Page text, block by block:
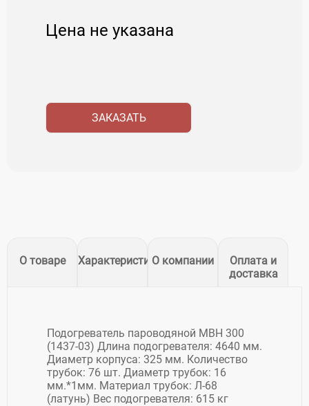
Цена не указана
ЗАКАЗАТЬ
О товаре ХарактеристикиО компании
Оплата и
доставка
Подогреватель пароводяной МВН 300
(1437-03) Длина подогревателя: 4640 мм.
Диаметр корпуса: 325 мм. Количество
трубок: 76 шт. Диаметр трубок: 16
мм.*1мм. Материал трубок: Л-68
(латунь) Вес подогревателя: 615 кг